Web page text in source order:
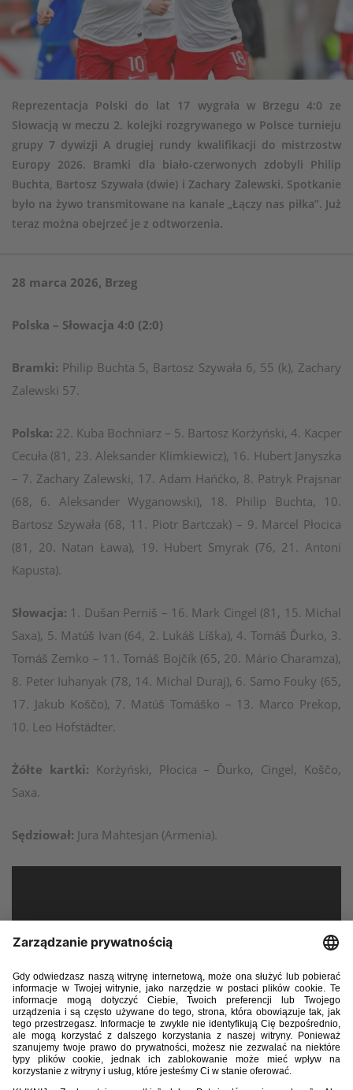
Reprezentacja Polski do lat 17 wygrała w Brzegu 4:0 ze
Słowacją w meczu 2. kolejki rozgrywanego w Polsce turnieju
grupy 7 dywizji A drugiej rundy kwalifikacji do mistrzostw
Europy 2026. Bramki dla biało-czerwonych zdobyli Philip
Buchta, Bartosz Szywała (dwie) i Zachary Zalewski. Spotkanie
było na żywo transmitowane na kanale „Łączy nas piłka”. Już
teraz można obejrzeć je z odtworzenia.
28 marca 2026, Brzeg
Polska – Słowacja 4:0 (2:0)
Bramki: Philip Buchta 5, Bartosz Szywała 6, 55 (k), Zachary
Zalewski 57.
Polska: 22. Kuba Bochniarz – 5. Bartosz Korżyński, 4. Kacper
Cecuła (81, 23. Aleksander Klimkiewicz), 16. Hubert Janyszka
– 7. Zachary Zalewski, 17. Adam Hańćko, 8. Patryk Prajsnar
(68, 6. Aleksander Wyganowski), 18. Philip Buchta, 10.
Bartosz Szywała (68, 11. Piotr Bartczak) – 9. Marcel Płocica
(81, 20. Natan Ława), 19. Hubert Smyrak (76, 21. Antoni
Kapusta).
Słowacja: 1. Dušan Perniš – 16. Mark Cingel (81, 15. Michal
Saxa), 5. Matúš Ivan (64, 2. Lukáš Líška), 4. Tomáš Ďurko, 3.
Tomáš Zemko – 11. Tomáš Bojčík (65, 20. Mário Charamza),
8. Peter Iuhanyak (78, 14. Michal Duraj), 6. Samo Fouky (65,
17. Jakub Koščo), 7. Matúš Tomáško – 13. Marco Prekop,
10. Leo Hofstädter.
Żółte kartki: Korżyński, Płocica – Ďurko, Cingel, Koščo,
Saxa.
Sędziował: Jura Mahtesjan (Armenia).